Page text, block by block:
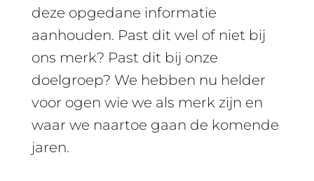
deze opgedane informatie
aanhouden. Past dit wel of niet bij
ons merk? Past dit bij onze
doelgroep? We hebben nu helder
voor ogen wie we als merk zijn en
waar we naartoe gaan de komende
jaren.